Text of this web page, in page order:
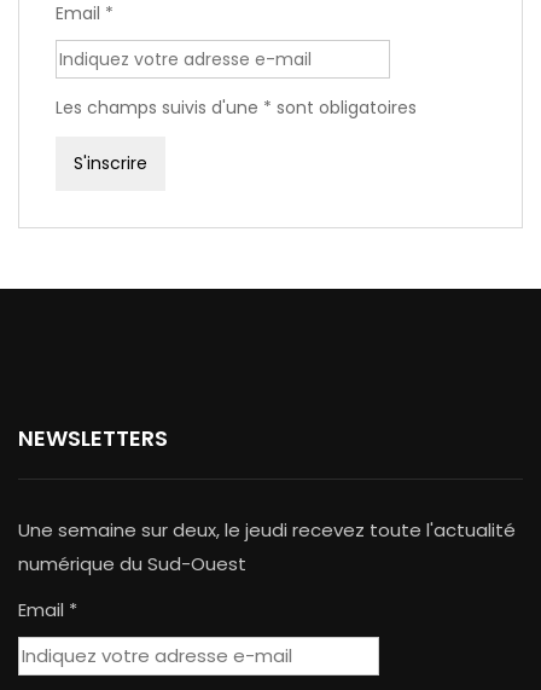
Email *
Les champs suivis d'une * sont obligatoires
NEWSLETTERS
Une semaine sur deux, le jeudi recevez toute l'actualité
numérique du Sud-Ouest
Email *